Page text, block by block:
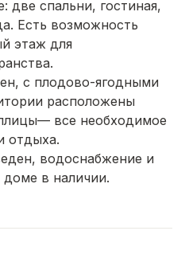
две спальни, гостиная,
Есть возможность
этаж для
с плодово-ягодными
расположены
все необходимое
отдыха.
водоснабжение и
в наличии.
сетевой магазин и
— все для вашего